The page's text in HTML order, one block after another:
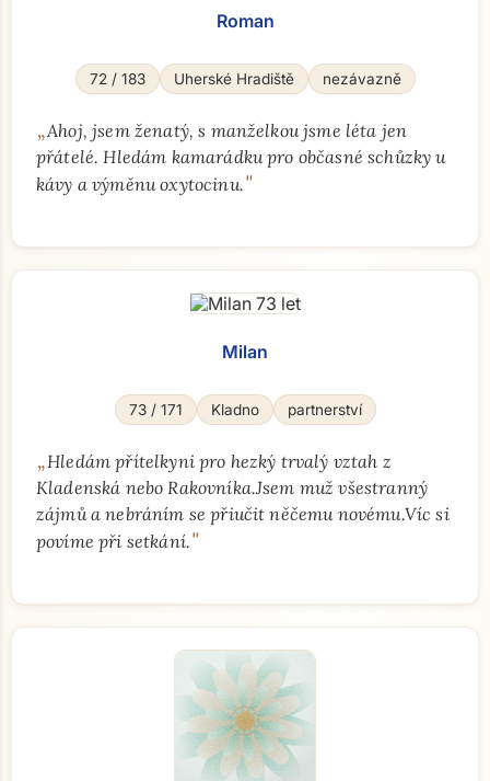
Roman
72 / 183 Uherské Hradiště nezávazně
„Ahoj, jsem ženatý, s manželkou jsme léta jen
přátelé. Hledám kamarádku pro občasné schůzky u
kávy a výměnu oxytocinu."
Milan
73 / 171 Kladno partnerství
„Hledám přítelkyni pro hezký trvalý vztah z
Kladenská nebo Rakovníka.Jsem muž všestranný
zájmů a nebráním se přiučit něčemu novému.Víc si
povíme při setkání."